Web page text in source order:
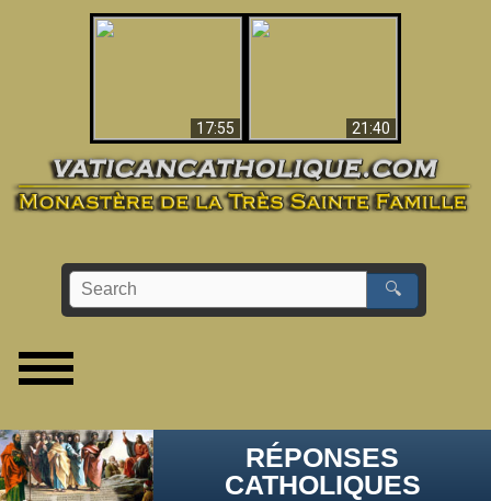
17:55
21:40
🔍
RÉPONSES
CATHOLIQUES